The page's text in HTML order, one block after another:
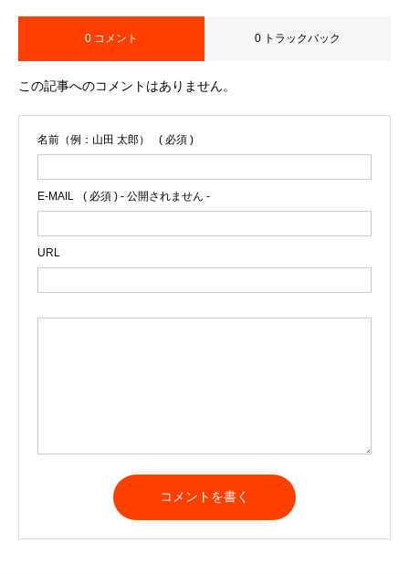
0 コメント 0 トラックバック
この記事へのコメントはありません。
名前（例：山田 太郎） ( 必須 )
E-MAIL ( 必須 ) - 公開されません -
URL
l